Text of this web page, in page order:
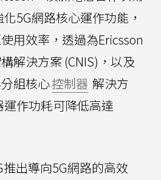
5G網路核心運作功能，
用效率，透過為Ericsson
解決方案 (CNIS)，以及
組核心控制器 解決方
運作功耗可降低高達
出導向5G網路的高效